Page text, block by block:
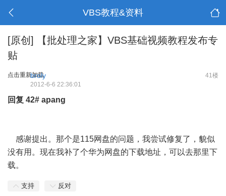
VBS教程&资料
[原创]
【批处理之家】VBS基础视频教程发布专
贴
点击重新加载 41楼
broly
2012-6-6 22:36:01
回复 42# apang
感谢提出。那个是115网盘的问题，我尝试修复了，貌似
没有用。现在我补了个华为网盘的下载地址，可以去那里下
载。
支持 反对